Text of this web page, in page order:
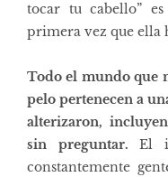
tocar tu cabello”
primera vez que ella
Todo el mundo que
pelo pertenecen a
alterizaron,
sin preguntar.El
constantemente